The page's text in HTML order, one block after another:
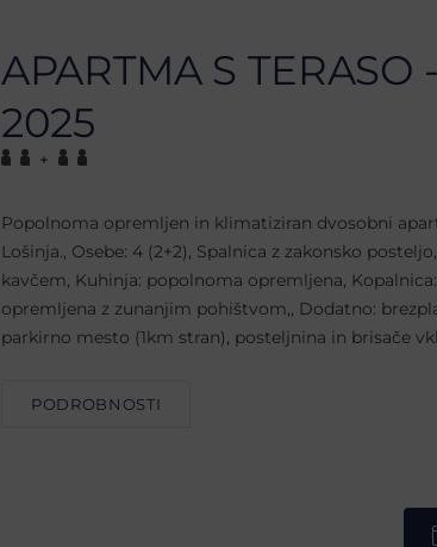
APARTMA S TERASO
2025
+
Popolnoma opremljen in klimatiziran dvosobni
Lošinja., Osebe: 4 (2+2), Spalnica z zakonsko
kavčem, Kuhinja: popolnoma opremljena,
opremljena z zunanjim pohištvom,, Dodatno:
parkirno mesto (1km stran), posteljnina in brisače
PODROBNOSTI